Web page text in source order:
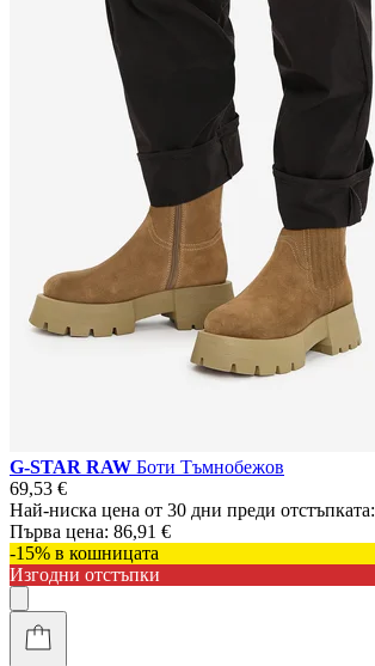
G-STAR RAW Боти Тъмнобежов
69,53 €
Най-ниска цена от 30 дни преди отстъпката:
Първа цена: 86,91 €
-15% в кошницата
Изгодни отстъпки